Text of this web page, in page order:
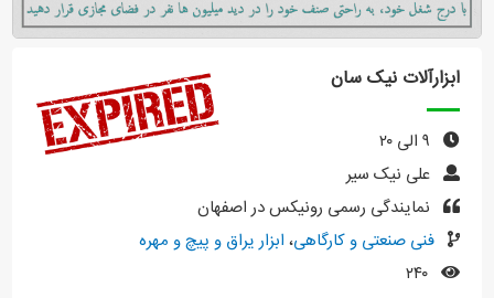
تعرفه ها
راهنما
ورود یا عضویت
ابزارآلات نیک سان
علی نیک سیر
نمایندگی رسمی رونیکس در اصفهان
فنی صنعتی و کارگاهی، ابزار یراق و پیچ و مهره
۲۴۰